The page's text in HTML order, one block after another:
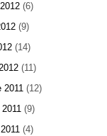
(6)
(9)
(14)
(11)
2011(12)
(9)
(4)